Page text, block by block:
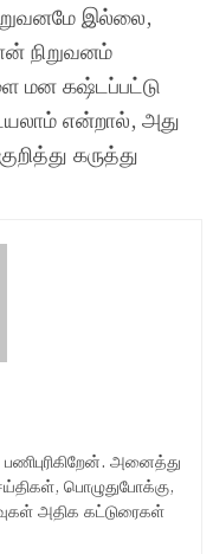
இல்லை,
நிறுவனம்
மன கஷ்டப்பட்டு
என்றால், அது
கருத்து
அனைத்து
பொழுதுபோக்கு,
அதிக கட்டுரைகள்